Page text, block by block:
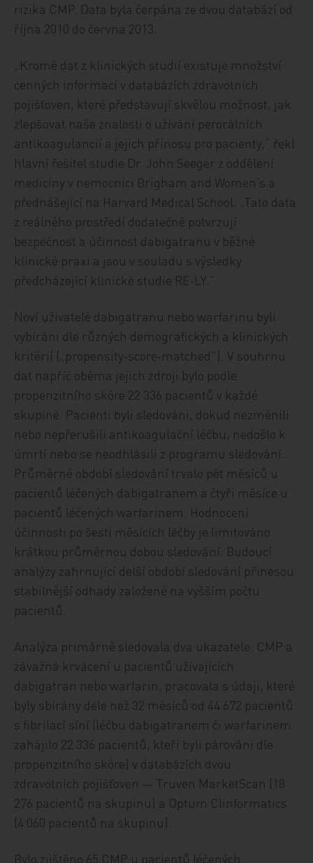
rizika CMP. Data byla čerpána ze dvou databází od
října 2010 do června 2013.
„Kromě dat z klinických studií existuje množství
cenných informací v databázích zdravotních
pojišťoven, které představují skvělou možnost, jak
zlepšovat naše znalosti o užívání perorálních
antikoagulancií a jejich přínosu pro pacienty,“ řekl
hlavní řešitel studie Dr. John Seeger z oddělení
medicíny v nemocnici Brigham and Women’s a
přednášející na Harvard Medical School. „Tato data
z reálného prostředí dodatečně potvrzují
bezpečnost a účinnost dabigatranu v běžné
klinické praxi a jsou v souladu s výsledky
předcházející klinické studie RE‑LY.“
Noví uživatelé dabigatranu nebo warfarinu byli
vybíráni dle různých demografických a klinických
kritérií („propensity‑score‑matched“). V souhrnu
dat napříč oběma jejich zdroji bylo podle
propenzitního skóre 22 336 pacientů v každé
skupině. Pacienti byli sledováni, dokud nezměnili
nebo nepřerušili antikoagulační léčbu, nedošlo k
úmrtí nebo se neodhlásili z programu sledování.
Průměrné období sledování trvalo pět měsíců u
pacientů léčených dabigatranem a čtyři měsíce u
pacientů léčených warfarinem. Hodnocení
účinnosti po šesti měsících léčby je limitováno
krátkou průměrnou dobou sledování. Budoucí
analýzy zahrnující delší období sledování přinesou
stabilnější odhady založené na vyšším počtu
pacientů.
Analýza primárně sledovala dva ukazatele: CMP a
závažná krvácení u pacientů užívajících
dabigatran nebo warfarin, pracovala s údaji, které
byly sbírány déle než 32 měsíců od 44 672 pacientů
s fibrilací síní (léčbu dabigatranem či warfarinem
zahájilo 22 336 pacientů, kteří byli párováni dle
propenzitního skóre) v databázích dvou
zdravotních pojišťoven — Truven MarketScan (18
276 pacientů na skupinu) a Optum Clinformatics
(4 060 pacientů na skupinu).
Bylo zjištěno 65 CMP u pacientů léčených